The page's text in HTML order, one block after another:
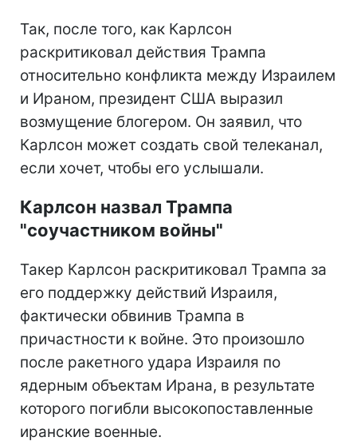
Так, после того, как Карлсон
раскритиковал действия Трампа
относительно конфликта между Израилем
и Ираном, президент США выразил
возмущение блогером. Он заявил, что
Карлсон может создать свой телеканал,
если хочет, чтобы его услышали.
Карлсон назвал Трампа
"соучастником войны"
Такер Карлсон раскритиковал Трампа за
его поддержку действий Израиля,
фактически обвинив Трампа в
причастности к войне. Это произошло
после ракетного удара Израиля по
ядерным объектам Ирана, в результате
которого погибли высокопоставленные
иранские военные.